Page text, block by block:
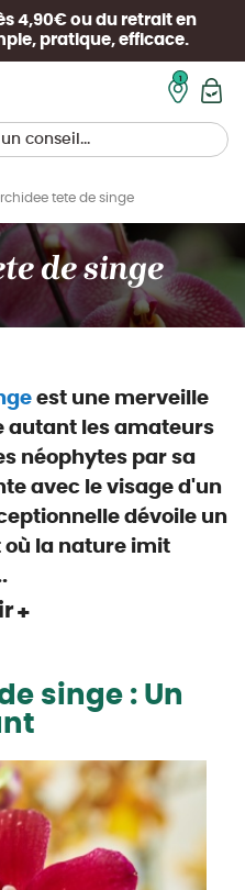
4,90€ ou du retrait en
pratique, efficace.
tete de singe
de singe
est une merveille
autant les amateurs
néophytes par sa
avec le visage d'un
dévoile un
la nature imit
singe : Un